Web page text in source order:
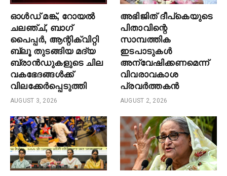
ഓൾഡ് മങ്ക്, റോയൽ
ചലഞ്ച്, ബാഗ്
പൈപ്പർ, ആന്റിക്വിറ്റി
ബ്ലൂ തുടങ്ങിയ മദ്യ
ബ്രാൻഡുകളുടെ ചില
വകഭേദങ്ങൾക്ക്
വിലക്കേർപ്പെടുത്തി
AUGUST 3, 2026
അഭിജിത് ദീപ്‌കെയുടെ
പിതാവിന്റെ
സാമ്പത്തിക
ഇടപാടുകൾ
അന്വേഷിക്കണമെന്ന്
വിവരാവകാശ
പ്രവർത്തകൻ
AUGUST 2, 2026